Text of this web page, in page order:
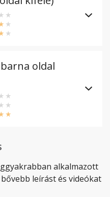
oldal
alkalmazott
leírást és videókat